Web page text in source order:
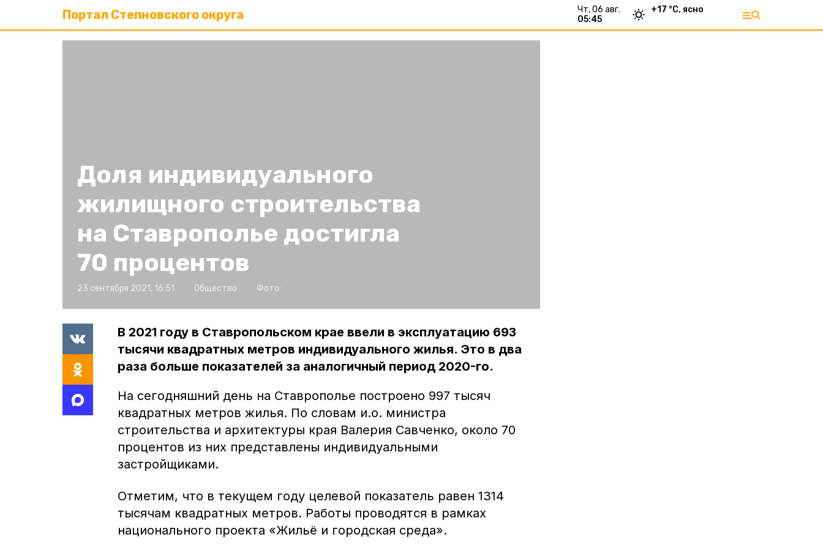
Портал Степновского округа
чт, 06 авг.
05:45
+17 °С, ясно
Доля индивидуального
жилищного строительства
на Ставрополье достигла
70 процентов
23 сентября 2021, 16:51 Общество Фото:
В 2021 году в Ставропольском крае ввели в эксплуатацию 693
тысячи квадратных метров индивидуального жилья. Это в два
раза больше показателей за аналогичный период 2020-го.
На сегодняшний день на Ставрополье построено 997 тысяч
квадратных метров жилья. По словам и.о. министра
строительства и архитектуры края Валерия Савченко, около 70
процентов из них представлены индивидуальными
застройщиками.
Отметим, что в текущем году целевой показатель равен 1314
тысячам квадратных метров. Работы проводятся в рамках
национального проекта «Жильё и городская среда».